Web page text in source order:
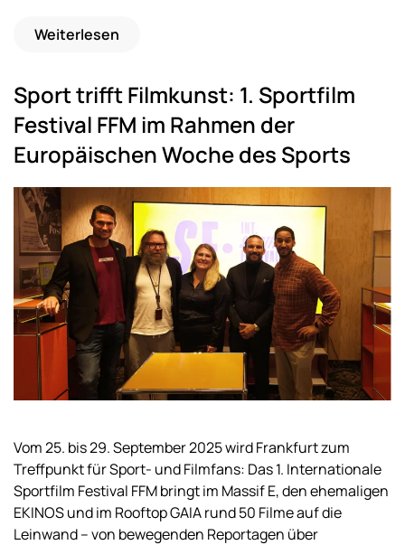
Weiterlesen
Sport trifft Filmkunst: 1. Sportfilm
Festival FFM im Rahmen der
Europäischen Woche des Sports
Vom 25. bis 29. September 2025 wird Frankfurt zum
Treffpunkt für Sport- und Filmfans: Das 1. Internationale
Sportfilm Festival FFM bringt im Massif E, den ehemaligen
EKINOS und im Rooftop GAIA rund 50 Filme auf die
Leinwand – von bewegenden Reportagen über